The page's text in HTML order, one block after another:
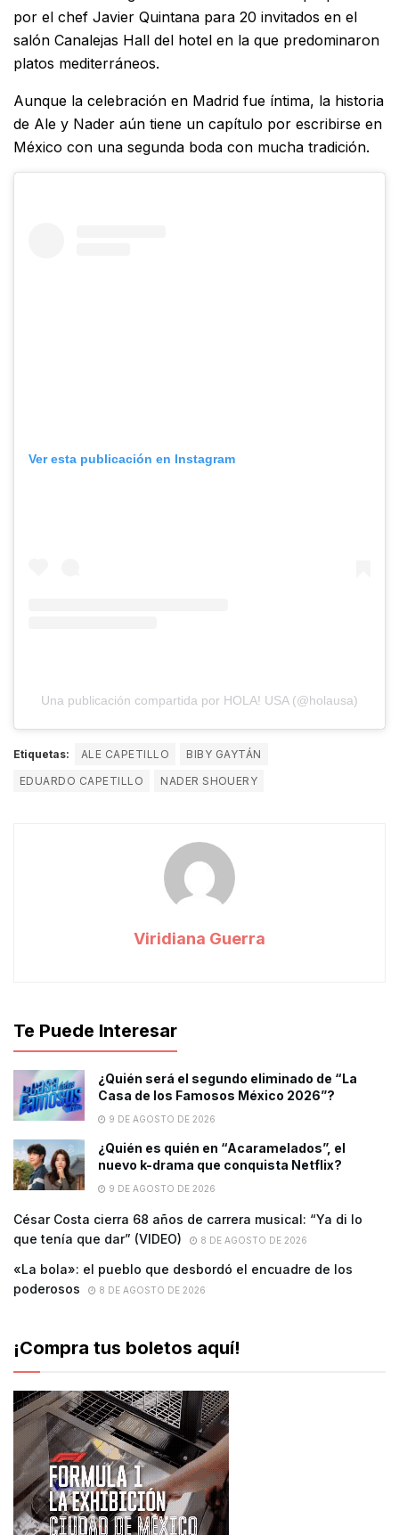
por el chef Javier Quintana para 20 invitados en el
salón Canalejas Hall del hotel en la que predominaron
platos mediterráneos.
Aunque la celebración en Madrid fue íntima, la historia
de Ale y Nader aún tiene un capítulo por escribirse en
México con una segunda boda con mucha tradición.
Ver esta publicación en Instagram
Una publicación compartida por HOLA! USA (@holausa)
Etiquetas: ALE CAPETILLO
BIBY GAYTÁN
EDUARDO CAPETILLO
NADER SHOUERY
Viridiana Guerra
Te Puede Interesar
¿Quién será el segundo eliminado de “La
Casa de los Famosos México 2026”?
9 DE AGOSTO DE 2026
¿Quién es quién en “Acaramelados”, el
nuevo k-drama que conquista Netflix?
9 DE AGOSTO DE 2026
César Costa cierra 68 años de carrera musical: “Ya di lo
que tenía que dar” (VIDEO)
8 DE AGOSTO DE 2026
«La bola»: el pueblo que desbordó el encuadre de los
poderosos
8 DE AGOSTO DE 2026
¡Compra tus boletos aquí!